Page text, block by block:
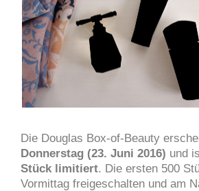
Die Douglas Box-of-Beauty
Donnerstag (23. Juni 2016) und
Stück limitiert. Die ersten 500
Vormittag freigeschalten und am